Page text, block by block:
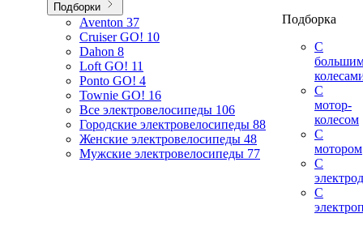
Подборки
Aventon 37
Cruiser GO! 10
Dahon 8
Loft GO! 11
Ponto GO! 4
Townie GO! 16
Все электровелосипеды 106
Городские электровелосипеды 88
Женские электровелосипеды 48
Мужские электровелосипеды 77
Подборка
С
С
мотор-
колесом
С
мотором
С
С